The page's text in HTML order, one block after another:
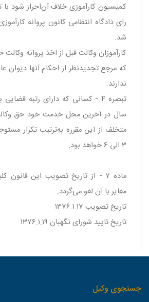
كمیسیون كارآموزی خلاف آن‌احراز شود با
رای دادگاه انتظامی كانون پروانه
شد.
‌كارآموزان وكالت قبل از اخذ پروانه
كه مرجع تجدیدنظر از احكام آنها دیوان
ندارند.
‌تبصره ۴ - كسانی كه دارای رتبه
سال در آخرین محل خدمت خود حق
متخلف از این مقرره به‌ترتیب تكرار
۳ الی ۶ خواهد بود.
ماده ۷ - از تاریخ تصویب این قانون
مغایر با آن لغو می‌گردد.
‌تاریخ تصویب ۱۳۷۶.۱.۱۷
‌تاریخ تایید شورای نگهبان ۱۳۷۶.۱.۱۹
جستجوی وكيل